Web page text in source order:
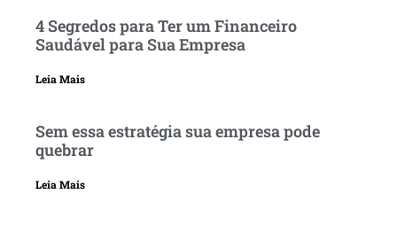
4 Segredos para Ter um Financeiro
Saudável para Sua Empresa
Leia Mais
Sem essa estratégia sua empresa pode
quebrar
Leia Mais